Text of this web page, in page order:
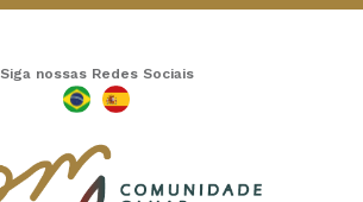
Siga nossas Redes Sociais